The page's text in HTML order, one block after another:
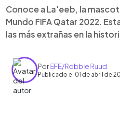
Conoce a La'eeb, la
Mundo FIFA Qatar 2022.
las más extrañas en la
PorEFE/Robbie Ruud
Publicado el 01 de abril de